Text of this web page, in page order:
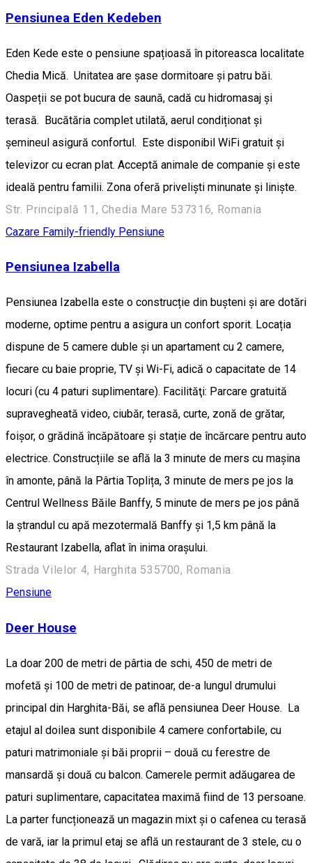
Pensiunea Eden Kedeben
Eden Kede este o pensiune spațioasă în pitoreasca localitate
Chedia Mică. Unitatea are șase dormitoare și patru băi.
Oaspeții se pot bucura de saună, cadă cu hidromasaj și
terasă. Bucătăria complet utilată, aerul condiționat și
șemineul asigură confortul. Este disponibil WiFi gratuit și
televizor cu ecran plat. Acceptă animale de companie și este
ideală pentru familii. Zona oferă priveliști minunate și liniște.
Str. Principală 11, Chedia Mare 537316, Romania
Cazare Family-friendly Pensiune
Pensiunea Izabella
Pensiunea Izabella este o construcție din bușteni și are dotări
moderne, optime pentru a asigura un confort sporit. Locația
dispune de 5 camere duble și un apartament cu 2 camere,
fiecare cu baie proprie, TV și Wi-Fi, adică o capacitate de 14
locuri (cu 4 paturi suplimentare). Facilităţi: Parcare gratuită
supravegheată video, ciubăr, terasă, curte, zonă de grătar,
foișor, o grădină încăpătoare și stație de încărcare pentru auto
electrice. Construcțiile se află la 3 minute de mers cu mașina
în amonte, până la Pârtia Toplița, 3 minute de mers pe jos la
Centrul Wellness Băile Banffy, 5 minute de mers pe jos până
la ștrandul cu apă mezotermală Banffy și 1,5 km până la
Restaurant Izabella, aflat în inima orașului.
Strada Vilelor 4, Harghita 535700, Romania
Pensiune
Deer House
La doar 200 de metri de pârtia de schi, 450 de metri de
mofetă și 100 de metri de patinoar, de-a lungul drumului
principal din Harghita-Băi, se află pensiunea Deer House. La
etajul al doilea sunt disponibile 4 camere confortabile, cu
paturi matrimoniale și băi proprii – două cu ferestre de
mansardă și două cu balcon. Camerele permit adăugarea de
paturi suplimentare, capacitatea maximă fiind de 13 persoane.
La parter funcționează un magazin mixt și o cafenea cu terasă
de vară, iar la primul etaj se află un restaurant de 3 stele, cu o